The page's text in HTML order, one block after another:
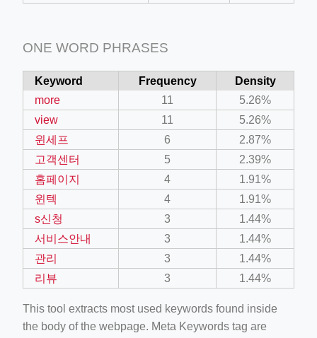
ONE WORD PHRASES
Keyword Frequency
Density
more
11
5.26%
view
11
5.26%
윈세프
6
2.87%
고객센터
5
2.39%
홈페이지
4
1.91%
윈텍
4
1.91%
s신청
3
1.44%
서비스안내
3
1.44%
관리
3
1.44%
리뷰
3 1.44%
This tool extracts most used keywords found inside
the body of the webpage. Meta Keywords tag are